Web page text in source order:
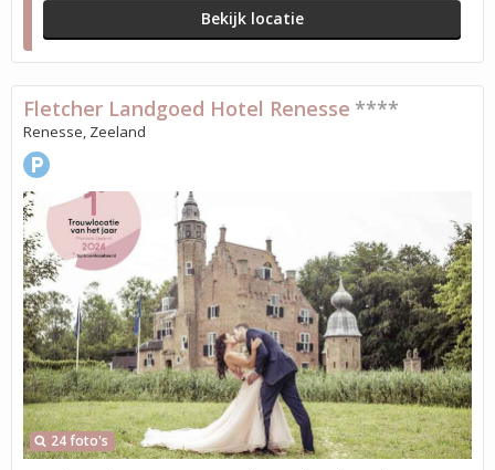
Bekijk locatie
24 foto's
Fletcher Landgoed Hotel Renesse ****
Renesse, Zeeland